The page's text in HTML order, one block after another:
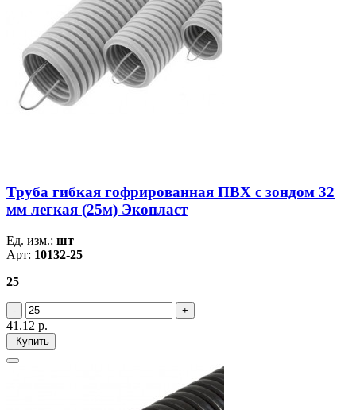
Труба гибкая гофрированная ПВХ с зондом 32
мм легкая (25м) Экопласт
Ед. изм.: шт
Арт: 10132-25
25
41.12 р.
Купить